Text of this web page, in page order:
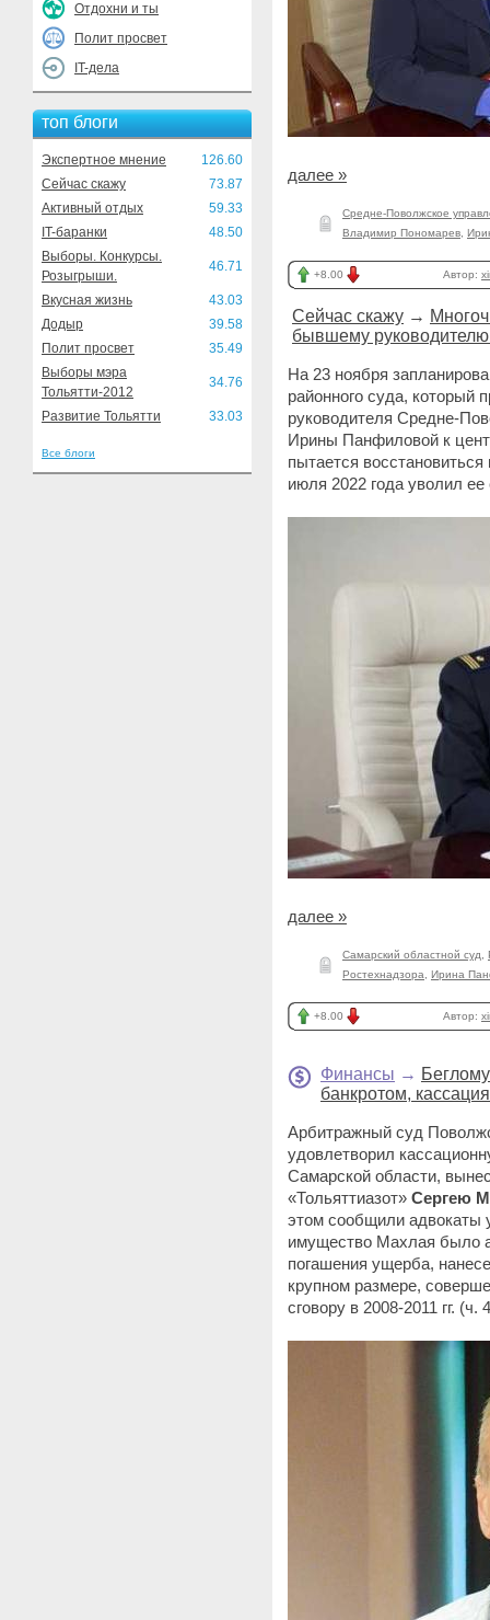
Отдохни и ты
Полит просвет
IT-дела
топ блоги
Экспертное мнение
126.60
Сейчас скажу
73.87
Активный отдых
59.33
IT-баранки
48.50
Выборы. Конкурсы.
Розыгрыши.
46.71
Вкусная жизнь
43.03
Додыр
39.58
Полит просвет
35.49
Выборы мэра
Тольятти-2012
34.76
Развитие Тольятти 33.03
Все блоги
далее »
Средне-Поволжское
Владимир Пономарев
+8.00 Автор:
Сейчас скажу →
бывшему
На 23 ноября
районного суда, который
руководителя Средне-
Ирины Панфиловой к
пытается
июля 2022 года уволил
далее »
Самарский областной суд
Ростехнадзора
Ирина
+8.00 Автор:
Финансы →
банкротом,
Арбитражный суд
удовлетворил
Самарской области,
«Тольяттиазот» Сергею
этом сообщили адвокаты
имущество Махлая было
погашения ущерба,
крупном размере,
сговору в 2008-2011 гг.